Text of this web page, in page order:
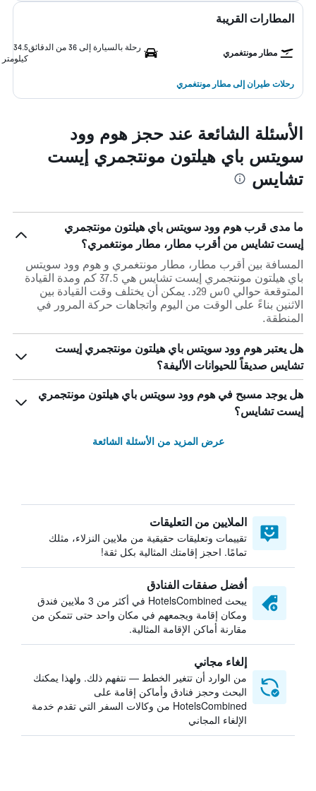
المطارات القريبة
مطار مونتغمري
رحلة بالسيارة إلى 36 من الدقائق
34.5
كيلومتر
رحلات طيران إلى مطار مونتغمري
الأسئلة الشائعة عند حجز هوم وود
سويتس باي هيلتون مونتجمري إيست
تشايس
ما مدى قرب هوم وود سويتس باي هيلتون مونتجمري
إيست تشايس من أقرب مطار، مطار مونتغمري؟
المسافة بين أقرب مطار، مطار مونتغمري و هوم وود سويتس
باي هيلتون مونتجمري إيست تشايس هي 37.5 كم ومدة القيادة
المتوقعة حوالي 0س 29د. يمكن أن يختلف وقت القيادة بين
الاثنين بناءً على الوقت من اليوم واتجاهات حركة المرور في
المنطقة.
هل يعتبر هوم وود سويتس باي هيلتون مونتجمري إيست
تشايس صديقاً للحيوانات الأليفة؟
هل يوجد مسبح في هوم وود سويتس باي هيلتون مونتجمري
إيست تشايس؟
عرض المزيد من الأسئلة الشائعة
الملايين من التعليقات
تقييمات وتعليقات حقيقية من ملايين النزلاء، مثلك
تمامًا. احجز إقامتك المثالية بكل ثقة!
أفضل صفقات الفنادق
يبحث HotelsCombined في أكثر من 3 ملايين فندق
ومكان إقامة ويجمعهم في مكان واحد حتى تتمكن من
مقارنة أماكن الإقامة المثالية.
إلغاء مجاني
من الوارد أن تتغير الخطط — نتفهم ذلك. ولهذا يمكنك
البحث وحجز فنادق وأماكن إقامة على
HotelsCombined من وكالات السفر التي تقدم خدمة
الإلغاء المجاني